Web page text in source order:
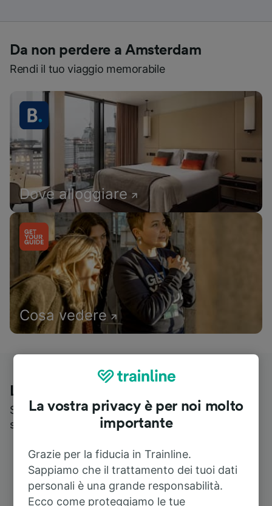
Da non perdere a Amsterdam
Rendi il tuo viaggio memorabile
Dove alloggiare
Cosa vedere
Le recensioni dei nostri viaggiatori
Scopri cosa pensa realmente chi utilizza i nostri
servizi
La vostra privacy è per noi molto
importante
Grazie per la fiducia in Trainline.
Sappiamo che il trattamento dei tuoi dati
personali è una grande responsabilità.
Ecco come proteggiamo le tue